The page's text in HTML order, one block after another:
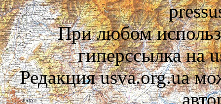
При любом
гиперссылка на
Редакция usva.org.ua